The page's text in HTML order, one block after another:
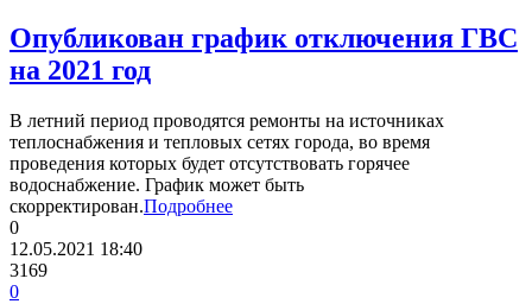
Опубликован график отключения ГВС
на 2021 год
В летний период проводятся ремонты на источниках
теплоснабжения и тепловых сетях города, во время
проведения которых будет отсутствовать горячее
водоснабжение. График может быть
скорректирован.Подробнее
0
12.05.2021 18:40
3169
0